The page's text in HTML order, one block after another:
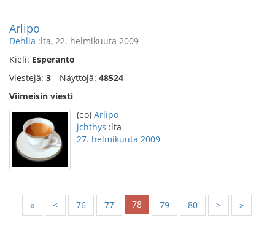
Arlipo
Dehlia :lta, 22. helmikuuta 2009
Kieli: Esperanto
Viestejä: 3 Näyttöjä: 48524
Viimeisin viesti
(eo) Arlipo
jchthys :lta
27. helmikuuta 2009
« < 76 77 78 79 80 > »